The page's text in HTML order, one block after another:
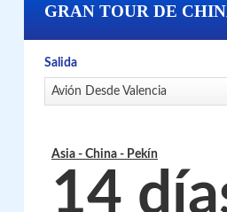
GRAN TOUR DE
Salida
Avión Desde Valencia
Asia - China - Pekín
14